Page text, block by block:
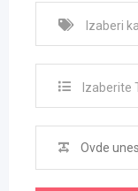
Izaberite